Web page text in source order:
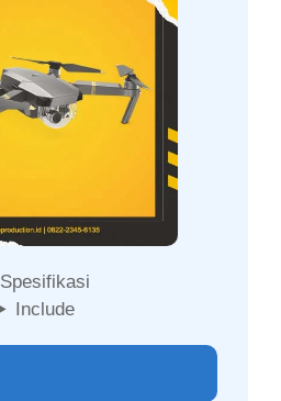
Spesifikasi
Include